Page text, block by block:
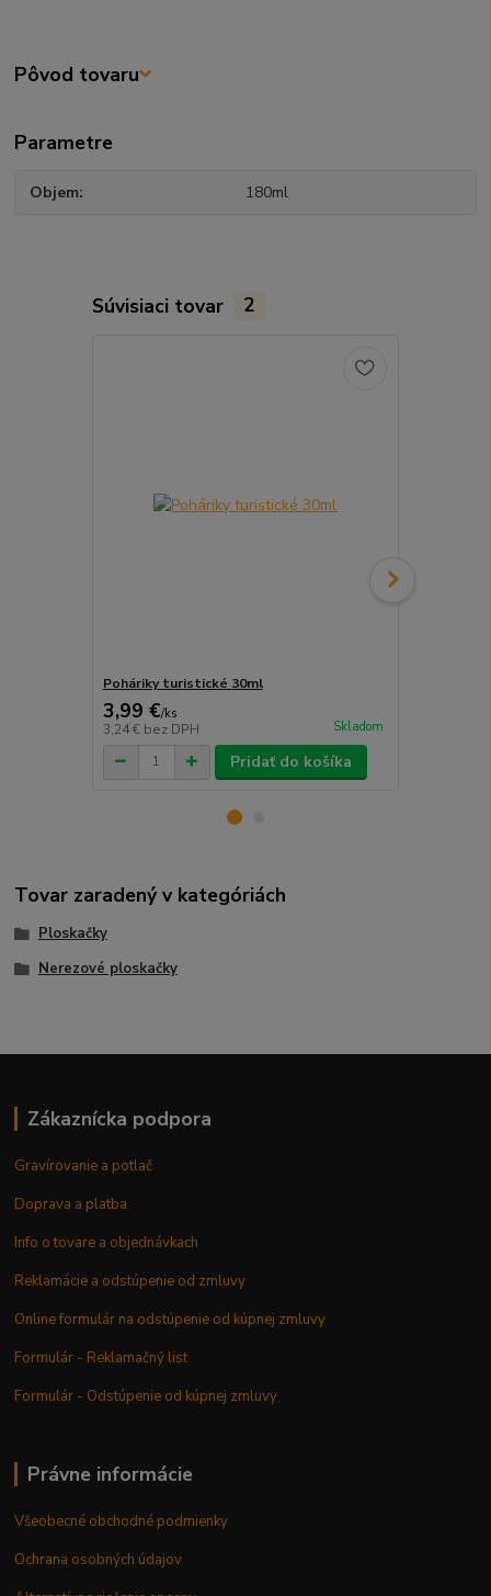
Pôvod tovaru
Parametre
Objem 180ml
Súvisiaci tovar 2
Poháriky turistické 30ml
3,99 €/ks
3,24 € bez DPH Skladom
Pridať do košíka
Tovar zaradený v kategóriách
Ploskačky
Nerezové ploskačky
Zákaznícka podpora
Gravírovanie a potlač
Doprava a platba
Info o tovare a objednávkach
Reklamácie a odstúpenie od zmluvy
Online formulár na odstúpenie od kúpnej zmluvy
Formulár - Reklamačný list
Formulár - Odstúpenie od kúpnej zmluvy
Právne informácie
Všeobecné obchodné podmienky
Ochrana osobných údajov